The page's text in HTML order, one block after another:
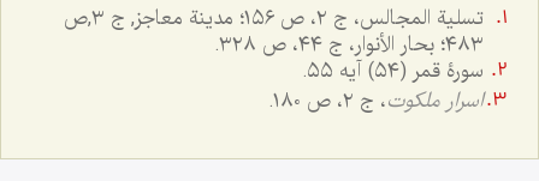
تسلیة المجالس، ج ٢، ص ١٥٦؛ مدینة معاجز, ج ۳,ص
۴۸۳؛ بحار الأنوار، ج ٤٤، ص ٣٢٨.
سورۀ قمر (٥٤) آیه ٥٥.
اسرار ملکوت، ج ٢، ص ١٨٠.